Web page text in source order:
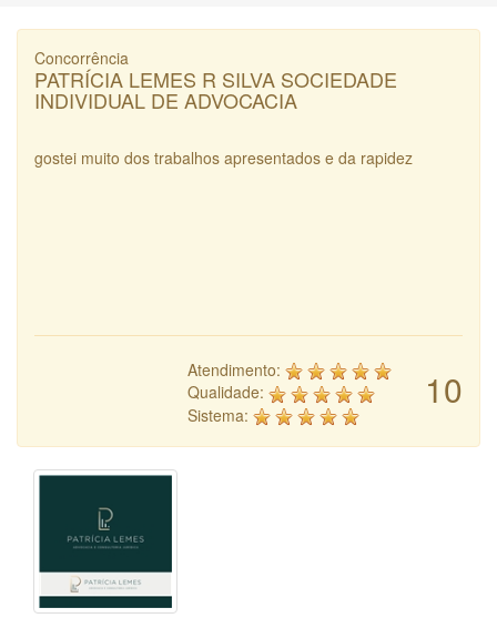
Concorrência
PATRÍCIA LEMES R SILVA SOCIEDADE
INDIVIDUAL DE ADVOCACIA
gostei muito dos trabalhos apresentados e da rapidez
10
Atendimento:
Qualidade:
Sistema: